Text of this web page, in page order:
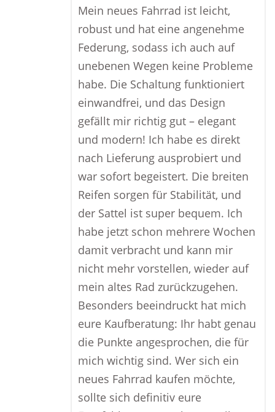
Mein neues Fahrrad ist leicht,
robust und hat eine angenehme
Federung, sodass ich auch auf
unebenen Wegen keine Probleme
habe. Die Schaltung funktioniert
einwandfrei, und das Design
gefällt mir richtig gut – elegant
und modern! Ich habe es direkt
nach Lieferung ausprobiert und
war sofort begeistert. Die breiten
Reifen sorgen für Stabilität, und
der Sattel ist super bequem. Ich
habe jetzt schon mehrere Wochen
damit verbracht und kann mir
nicht mehr vorstellen, wieder auf
mein altes Rad zurückzugehen.
Besonders beeindruckt hat mich
eure Kaufberatung: Ihr habt genau
die Punkte angesprochen, die für
mich wichtig sind. Wer sich ein
neues Fahrrad kaufen möchte,
sollte sich definitiv eure